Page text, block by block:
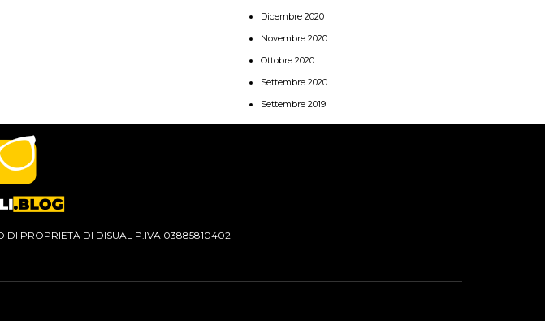
Dicembre 2020
Novembre 2020
Ottobre 2020
Settembre 2020
Settembre 2019
DI PROPRIETÀ DI DISUAL P.IVA 03885810402